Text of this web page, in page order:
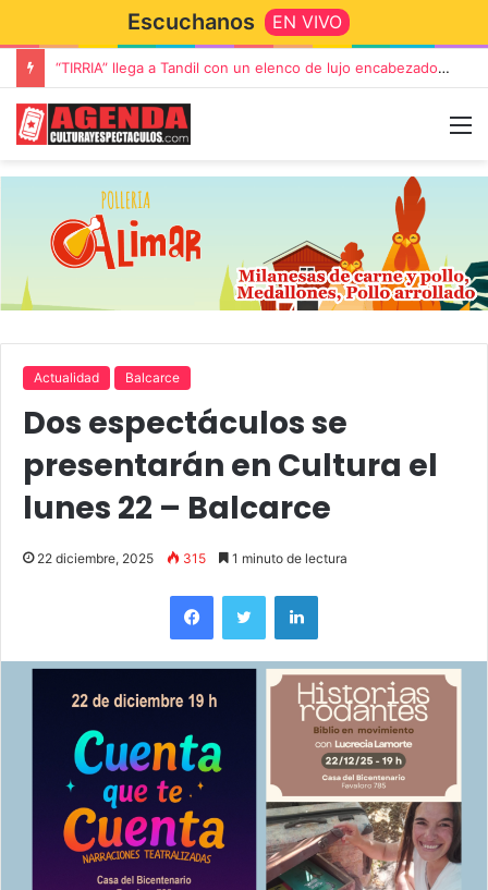
Escuchanos EN VIVO
“TIRRIA” llega a Tandil con un elenco de lujo encabezado por Capusotto, Spregelburd y Stefani
Actualidad Balcarce
Dos espectáculos se
presentarán en Cultura el
lunes 22 – Balcarce
22 diciembre, 2025 315 1 minuto de lectura